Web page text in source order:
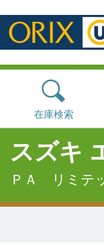
在庫検索
スズキ
ＰＡ リミテ